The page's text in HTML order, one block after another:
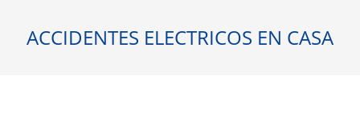
ACCIDENTES ELECTRICOS EN CASA